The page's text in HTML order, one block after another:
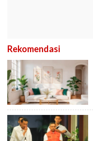
Rekomendasi